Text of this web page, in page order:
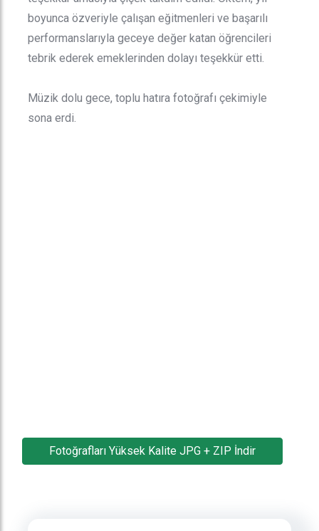
boyunca özveriyle çalışan eğitmenleri ve başarılı
performanslarıyla geceye değer katan öğrencileri
tebrik ederek emeklerinden dolayı teşekkür etti.
Müzik dolu gece, toplu hatıra fotoğrafı çekimiyle
sona erdi.
Fotoğrafları Yüksek Kalite JPG + ZIP İndir